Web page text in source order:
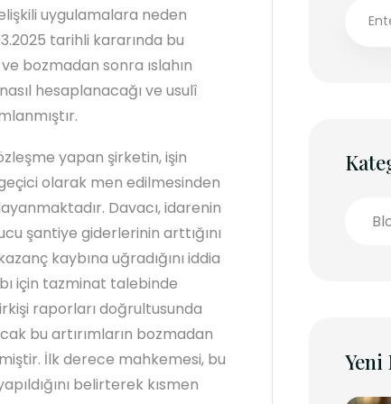
uygulamalara neden
tarihli kararında bu
bozmadan sonra ıslahın
hesaplanacağı ve usulî
yapan şirketin, işin
olarak men edilmesinden
Davacı, idarenin
şantiye giderlerinin arttığını
kaybına uğradığını iddia
için tazminat talebinde
raporları doğrultusunda
bu artırımların bozmadan
İlk derece mahkemesi, bu
belirterek kısmen
Yeni